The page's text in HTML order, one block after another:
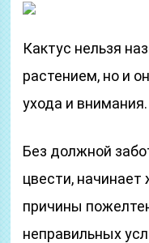
Кактус нельзя
растением, но и
ухода и внимания.
Без должной
цвести,
причины
неправильных